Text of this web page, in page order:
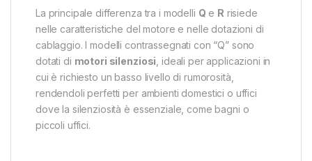
La principale differenza tra i modelli Q e R risiede
nelle caratteristiche del motore e nelle dotazioni di
cablaggio. I modelli contrassegnati con “Q” sono
dotati di motori silenziosi , ideali per applicazioni in
cui è richiesto un basso livello di rumorosità,
rendendoli perfetti per ambienti domestici o uffici
dove la silenziosità è essenziale, come bagni o
piccoli uffici.